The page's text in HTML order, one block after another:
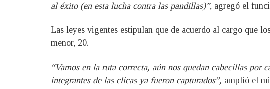
al éxito (en esta lucha contra las pandillas)”, agregó el
Las leyes vigentes estipulan que de acuerdo al cargo que
menor, 20.
“Vamos en la ruta correcta, aún nos quedan cabecillas
integrantes de las clicas ya fueron capturados”, amplió el